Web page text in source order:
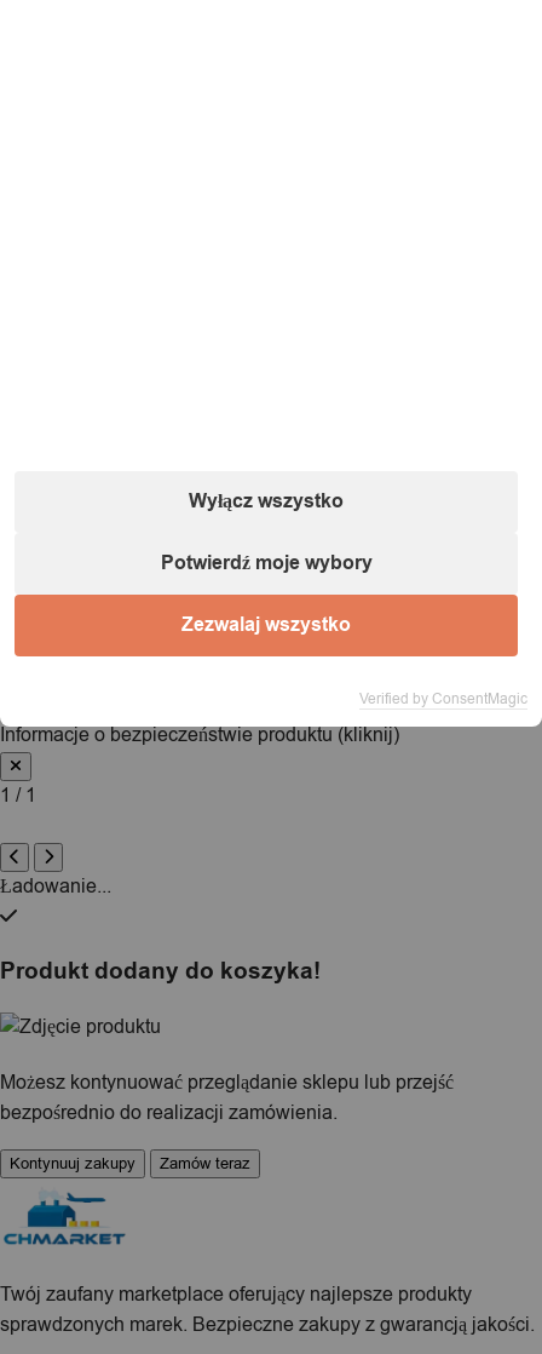
z dyrektywą GPSR):
IT&IMPORT Kajetan Sikorski |Adres:
03-140 Warszawa |NIP:5242759671 |REGON:146686599 |
Informacje o bezpieczeństwie produktu (kliknij)
1 / 1
Ładowanie...
Produkt dodany do koszyka!
Możesz kontynuować przeglądanie sklepu lub przejść
bezpośrednio do realizacji zamówienia.
Kontynuuj zakupy Zamów teraz
Twój zaufany marketplace oferujący najlepsze produkty
sprawdzonych marek. Bezpieczne zakupy z gwarancją jakości.
Wyłącz wszystko
Potwierdź moje wybory
Zezwalaj wszystko
Verified by ConsentMagic